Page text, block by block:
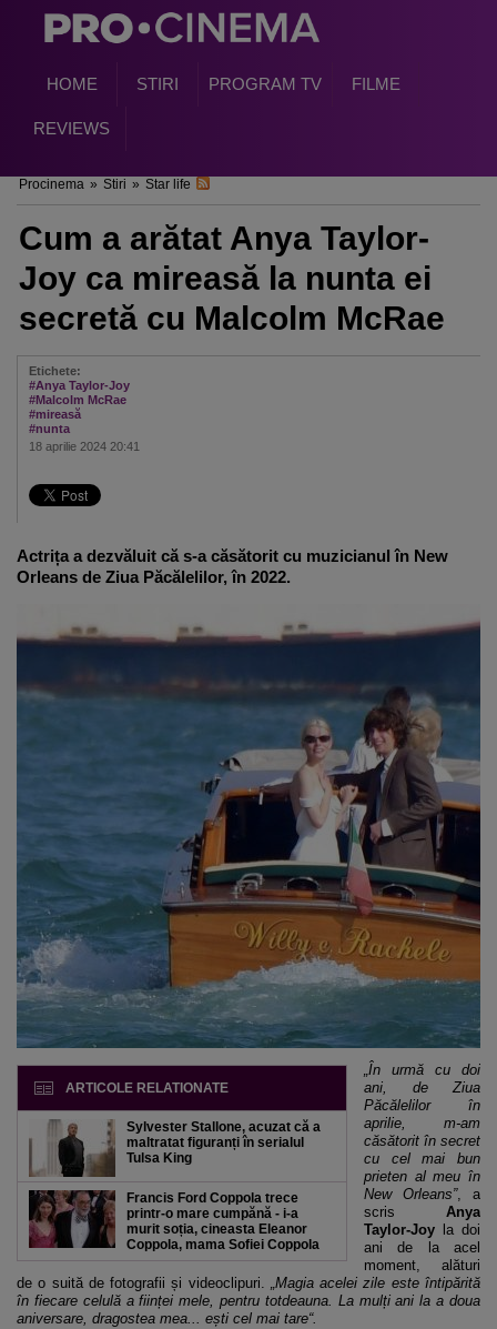
HOME STIRI PROGRAM TV FILME
REVIEWS
Procinema » Stiri » Star life
Cum a arătat Anya Taylor-
Joy ca mireasă la nunta ei
secretă cu Malcolm McRae
Etichete:
#Anya Taylor-Joy
#Malcolm McRae
#mireasă
#nunta
18 aprilie 2024 20:41
Actrița a dezvăluit că s-a căsătorit cu muzicianul în New
Orleans de Ziua Păcălelilor, în 2022.
ARTICOLE RELATIONATE
Sylvester Stallone, acuzat că a
maltratat figuranți în serialul
Tulsa King
Francis Ford Coppola trece
printr-o mare cumpănă - i-a
murit soția, cineasta Eleanor
Coppola, mama Sofiei Coppola
„În urmă cu doi
ani, de Ziua
Păcălelilor în
aprilie, m-am
căsătorit în secret
cu cel mai bun
prieten al meu în
New Orleans”, a
scris Anya
Taylor-Joy
la doi
ani de la acel
moment, alături
de o suită de fotografii și videoclipuri. „Magia acelei zile este întipărită
în fiecare celulă a ființei mele, pentru totdeauna. La mulți ani la a doua
aniversare, dragostea mea... ești cel mai tare“.